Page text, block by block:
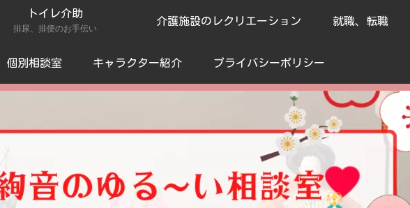
トイレ介助
排尿、排便のお手伝い
介護施設のレクリエーション 就職、転職
個別相談室 キャラクター紹介 プライバシーポリシー